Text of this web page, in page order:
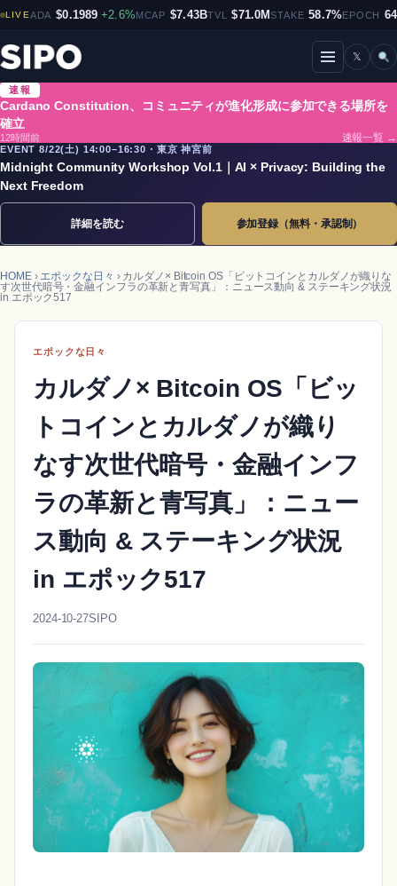
LIVEADA $0.1989 +2.6%MCAP $7.43BTVL $71.0MSTAKE 58.7%EPOCH
メニューを開閉
𝕏
速報
Cardano Constitution、コミュニティが進化形成に参加できる場所を
確立
12時間前
速報一覧 →
EVENT 8/22(土) 14:00–16:30・東京 神宮前
Midnight Community Workshop Vol.1｜AI × Privacy: Building the
Next Freedom
詳細を読む 参加登録（無料・承認制）
HOME› エポックな日々 › カルダノ× Bitcoin OS「ビットコインとカルダノが織りな
す次世代暗号・金融インフラの革新と青写真」：ニュース動向 & ステーキング状況
in エポック517
エポックな日々
カルダノ× Bitcoin OS「ビッ
トコインとカルダノが織り
なす次世代暗号・金融インフ
ラの革新と青写真」：ニュー
ス動向 & ステーキング状況
in エポック517
2024-10-27SIPO